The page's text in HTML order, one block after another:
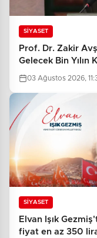
SİYASET
Prof. Dr. Zakir
Gelecek Bin Yılın
Vizyonu…''
03 Ağustos 2026,
SİYASET
Elvan Işık
fiyat en az 350